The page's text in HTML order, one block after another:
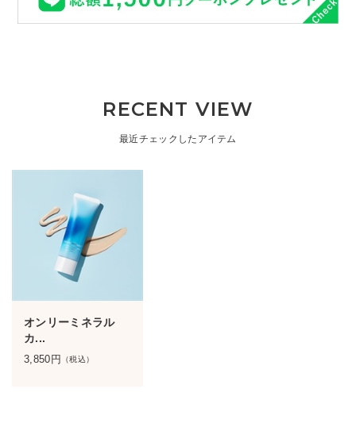
RECENT VIEW
最近チェックしたアイテム
オンリーミネラル
カ...
3,850 円 （税込）